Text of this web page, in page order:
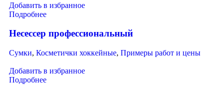
Добавить в избранное
Подробнее
Несессер профессиональный
Сумки, Косметички хоккейные, Примеры работ и цены
Добавить в избранное
Подробнее